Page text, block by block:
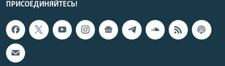
ПРИСОЕДИНЯЙТЕСЬ!